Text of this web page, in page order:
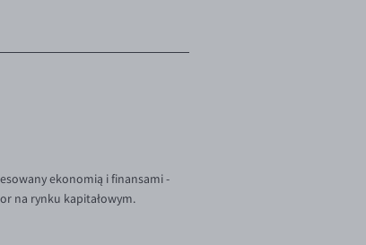
ekonomią i finansami -
na rynku kapitałowym.